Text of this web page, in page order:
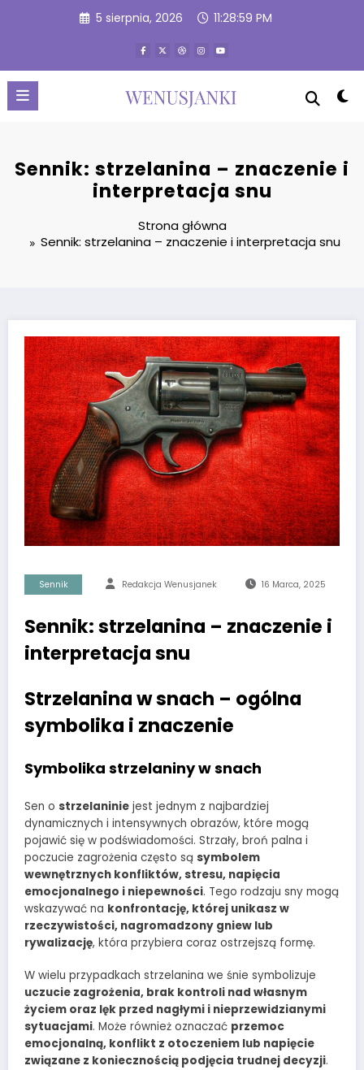
5 sierpnia, 2026 11:29:00 PM
Sennik: strzelanina – znaczenie i
interpretacja snu
Strona główna
Sennik: strzelanina – znaczenie i interpretacja snu
Sennik Redakcja Wenusjanek 16 Marca, 2025
Sennik: strzelanina – znaczenie i
interpretacja snu
Strzelanina w snach – ogólna
symbolika i znaczenie
Symbolika strzelaniny w snach
Sen o strzelaninie jest jednym z najbardziej
dynamicznych i intensywnych obrazów, które mogą
pojawić się w podświadomości. Strzały, broń palna i
poczucie zagrożenia często są symbolem
wewnętrznych konfliktów, stresu, napięcia
emocjonalnego i niepewności. Tego rodzaju sny mogą
wskazywać na konfrontację, której unikasz w
rzeczywistości, nagromadzony gniew lub
rywalizację, która przybiera coraz ostrzejszą formę.
W wielu przypadkach strzelanina we śnie symbolizuje
uczucie zagrożenia, brak kontroli nad własnym
życiem oraz lęk przed nagłymi i nieprzewidzianymi
sytuacjami. Może również oznaczać przemoc
emocjonalną, konflikt z otoczeniem lub napięcie
związane z koniecznością podjęcia trudnej decyzji.